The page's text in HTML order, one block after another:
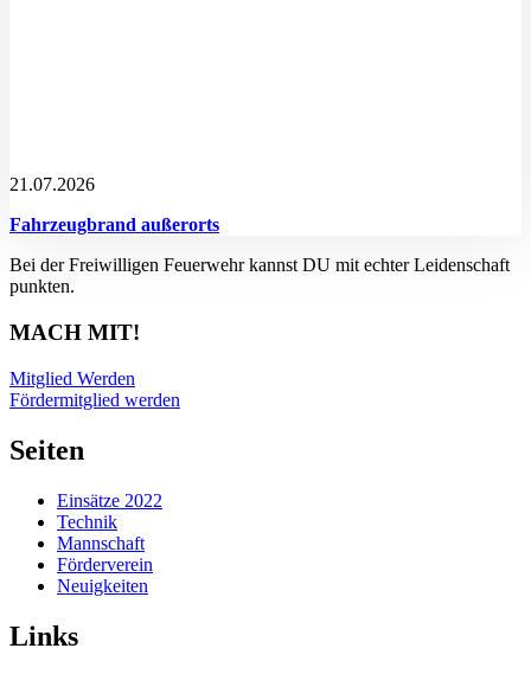
21.07.2026
Fahrzeugbrand außerorts
Bei der Freiwilligen Feuerwehr kannst DU mit echter Leidenschaft
punkten.
MACH MIT!
Mitglied Werden
Fördermitglied werden
Seiten
Einsätze 2022
Technik
Mannschaft
Förderverein
Neuigkeiten
Links